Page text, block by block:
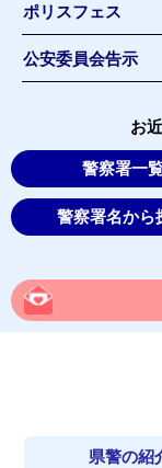
ポリスフェス
公安委員会告示
お
警察署一
警察署名から
県警の紹